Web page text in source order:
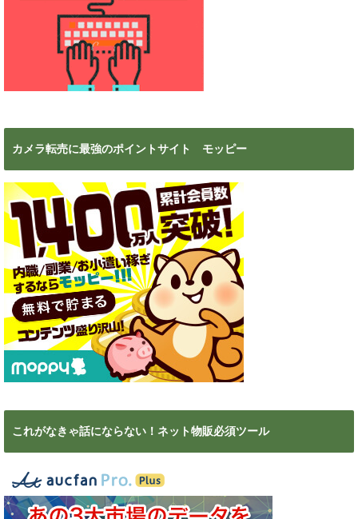
カメラ転売に最強のポイントサイト モッピー
これがなきゃ話にならない！ネット物販必須ツール